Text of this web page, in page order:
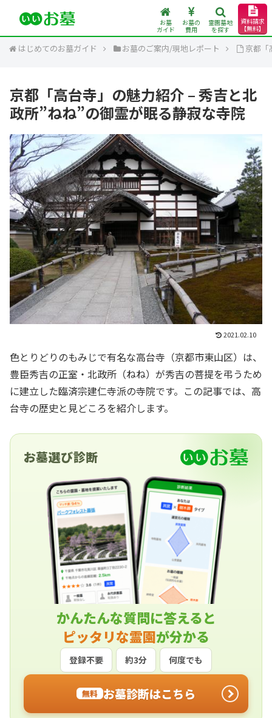
お墓
ガイド
お墓の
費用
霊園墓地
を探す
資料請求
【無料】
はじめてのお墓ガイド お墓のご案内/現地レポート 京都「
京都「高台寺」の魅力紹介 – 秀吉と北
政所”ねね”の御霊が眠る静寂な寺院
2021.02.10
色とりどりのもみじで有名な高台寺（京都市東山区）は、
豊臣秀吉の正室・北政所（ねね）が秀吉の菩提を弔うため
に建立した臨済宗建仁寺派の寺院です。この記事では、高
台寺の歴史と見どころを紹介します。
お墓選び診断
かんたんな質問に答えると
ピッタリな霊園が分かる
登録不要 約3分 何度でも
無料 お墓診断はこちら